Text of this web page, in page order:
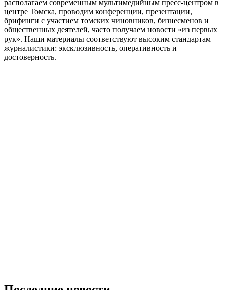
располагаем современным мультимедийным пресс-центром в
центре Томска, проводим конференции, презентации,
брифинги с участием томских чиновников, бизнесменов и
общественных деятелей, часто получаем новости «из первых
рук». Наши материалы соответствуют высоким стандартам
журналистики: эксклюзивность, оперативность и
достоверность.